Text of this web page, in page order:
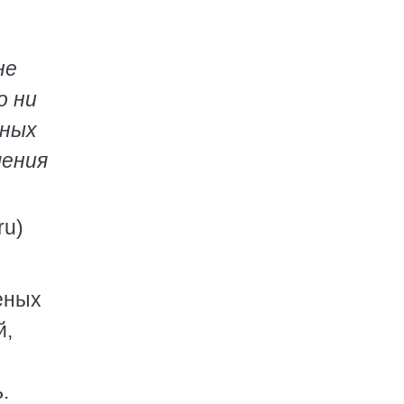
ни